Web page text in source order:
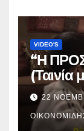
VIDEO'S
“Η
(Ταινία
22